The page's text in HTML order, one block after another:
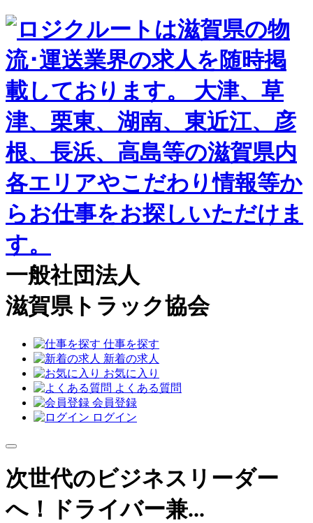
一般社団法人
滋賀県トラック協会
仕事を探す
新着の求人
お気に入り
よくある質問
会員登録
ログイン
次世代のビジネスリーダー
へ！ドライバー兼...